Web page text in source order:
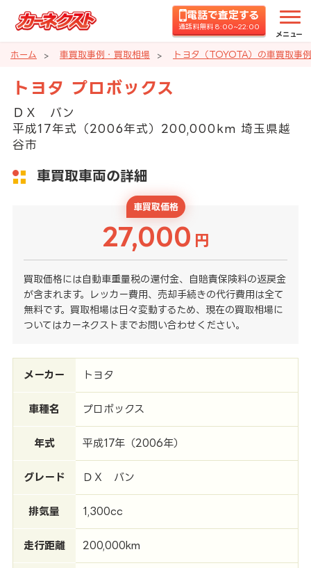
電話で査定する
通話料無料 8:00~22:00
メニュー
ホーム 車買取事例・買取相場 トヨタ（TOYOTA）の車買取事
トヨタ プロボックス
ＤＸ バン
平成17年式（2006年式）200,000km 埼玉県越
谷市
車買取車両の詳細
車買取価格
27,000 円
買取価格には自動車重量税の還付金、自賠責保険料の返戻金
が含まれます。レッカー費用、売却手続きの代行費用は全て
無料です。買取相場は日々変動するため、現在の買取相場に
ついてはカーネクストまでお問い合わせください。
メーカー トヨタ
車種名 プロボックス
年式 平成17年（2006年）
グレード ＤＸ バン
排気量 1,300cc
走行距離 200,000km